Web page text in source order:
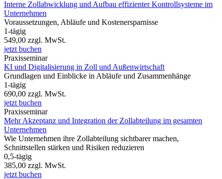
Interne Zollabwicklung und Aufbau effizienter Kontrollsysteme im
Unternehmen
Voraussetzungen, Abläufe und Kostenersparnisse
1-tägig
549,00 zzgl. MwSt.
jetzt buchen
Praxisseminar
KI und Digitalisierung in Zoll und Außenwirtschaft
Grundlagen und Einblicke in Abläufe und Zusammenhänge
1-tägig
690,00 zzgl. MwSt.
jetzt buchen
Praxisseminar
Mehr Akzeptanz und Integration der Zollabteilung im gesamten
Unternehmen
Wie Unternehmen ihre Zollabteilung sichtbarer machen,
Schnittstellen stärken und Risiken reduzieren
0,5-tägig
385,00 zzgl. MwSt.
jetzt buchen